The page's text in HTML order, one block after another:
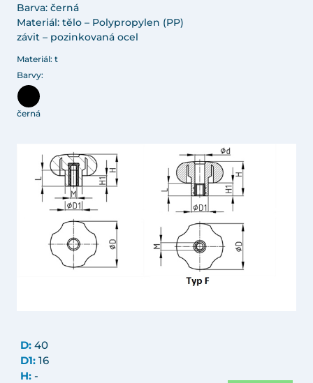
Barva: černá
Materiál: tělo – Polypropylen (PP)
závit – pozinkovaná ocel
Materiál: t
Barvy:
černá
D: 40
D1: 16
H: -